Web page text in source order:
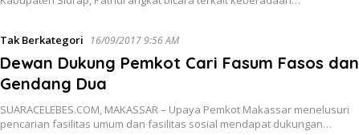
Tak Berkategori 16/09/2017 9:56 AM
Dewan Dukung Pemkot Cari Fasum Fasos dan
Gendang Dua
SUARACELEBES.COM, MAKASSAR – Upaya Pemkot Makassar menelusuri
pencarian fasilitas umum dan fasilitas sosial mendapat dukungan…